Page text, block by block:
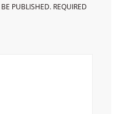
PUBLISHED. REQUIRED